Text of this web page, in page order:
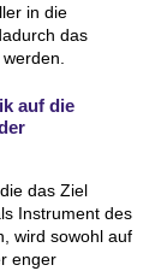
in die
das
auf die
das Ziel
Instrument des
wird sowohl auf
enger